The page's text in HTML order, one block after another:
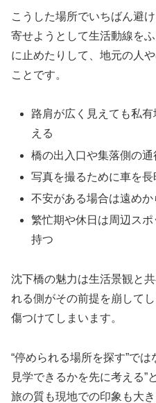
こうした場所でいちばん避
寄せようとして生活動線を
に止めたりして、地元の人
ことです。
路肩が広く見えても私
える
橋の出入口や集落側の
写真を撮るために車を
不安がある場合は遠め
繁忙期や休日は周辺ス
持つ
沈下橋の魅力は生活景観と
れる側がその前提を崩して
傷つけてしまいます。
“停められる場所を探す”で
見学できるかを先に考える”
旅の質も現地での印象も大き